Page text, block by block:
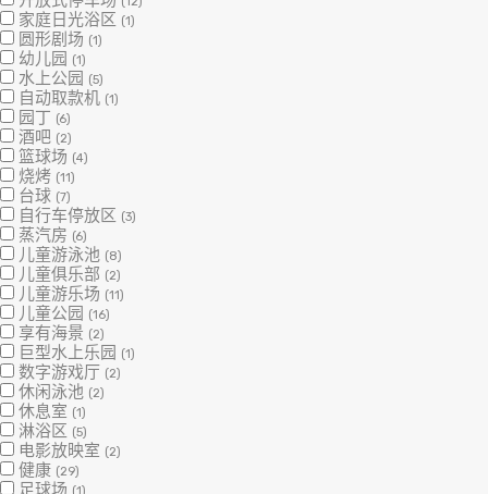
家庭日光浴区 (1)
圆形剧场 (1)
幼儿园 (1)
水上公园 (5)
自动取款机 (1)
园丁 (6)
酒吧 (2)
篮球场 (4)
烧烤 (11)
台球 (7)
自行车停放区 (3)
蒸汽房 (6)
儿童游泳池 (8)
儿童俱乐部 (2)
儿童游乐场 (11)
儿童公园 (16)
享有海景 (2)
巨型水上乐园 (1)
数字游戏厅 (2)
休闲泳池 (2)
休息室 (1)
淋浴区 (5)
电影放映室 (2)
健康 (29)
足球场 (1)